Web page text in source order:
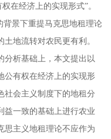
在经济上的实现形式”。
背景下重提马克思地租理论
地流转对农民更有利。
分析基础上，本文提出以
公有权在经济上的实现形
社会主义制度下的地租分
益一致的基础上进行农业
思主义地租理论不应作为